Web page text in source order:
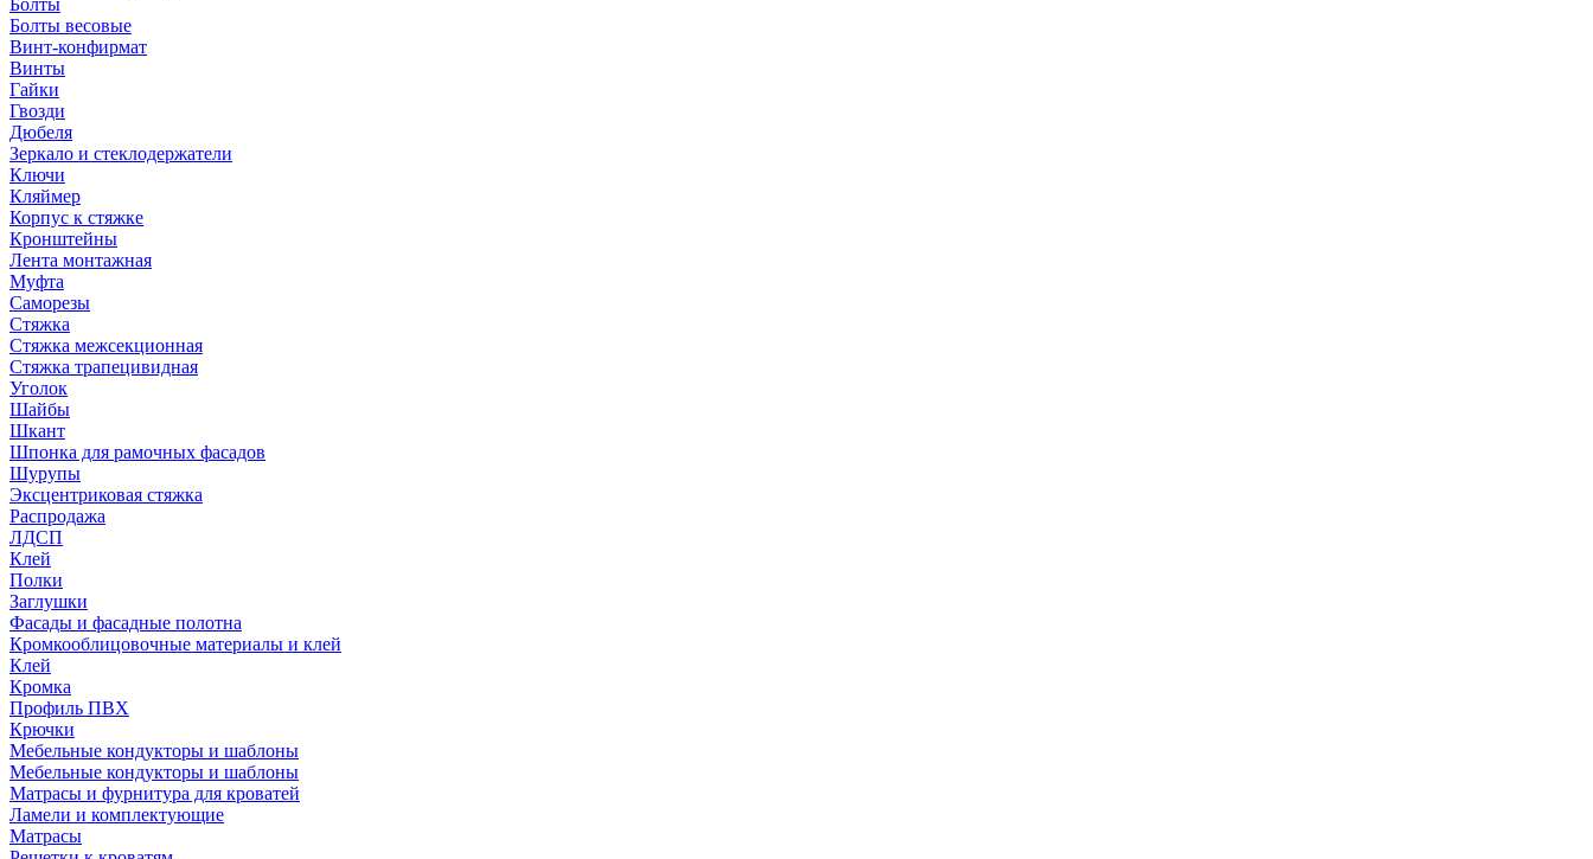
Болты
Болты весовые
Винт-конфирмат
Винты
Гайки
Гвозди
Дюбеля
Зеркало и стеклодержатели
Ключи
Кляймер
Корпус к стяжке
Кронштейны
Лента монтажная
Муфта
Саморезы
Стяжка
Стяжка межсекционная
Стяжка трапецивидная
Уголок
Шайбы
Шкант
Шпонка для рамочных фасадов
Шурупы
Эксцентриковая стяжка
Распродажа
ЛДСП
Клей
Полки
Заглушки
Фасады и фасадные полотна
Кромкооблицовочные материалы и клей
Клей
Кромка
Профиль ПВХ
Крючки
Мебельные кондукторы и шаблоны
Мебельные кондукторы и шаблоны
Матрасы и фурнитура для кроватей
Ламели и комплектующие
Матрасы